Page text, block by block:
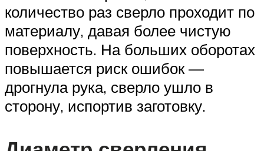
количество раз сверло проходит по
материалу, давая более чистую
поверхность. На больших оборотах
повышается риск ошибок —
дрогнула рука, сверло ушло в
сторону, испортив заготовку.